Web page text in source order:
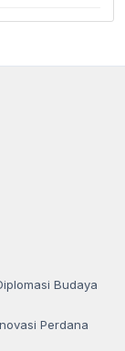
Budaya
Perdana